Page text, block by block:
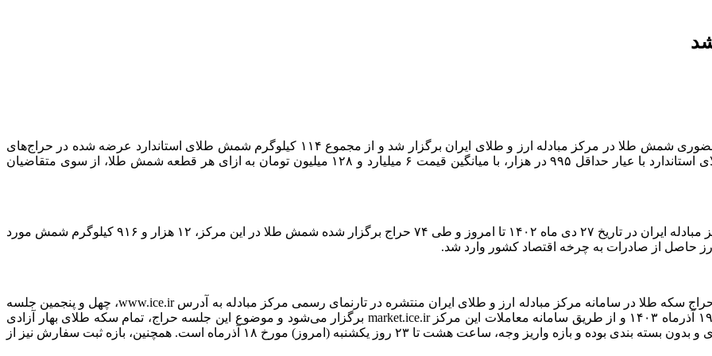
ارتباط فردا: امروز (یکشنبه، ۱۸ آذر)، هفتاد و چهارمین جلسه حراج حضوری شمش طلا در مرکز مبادله ارز و طلای ایران برگزار شد و از مجموع ۱۱۴ کیلوگرم شمش طلای استاندارد عرضه شده در حراج‌های
عمده و خرد تالار معاملات طلای این مرکز، ۱۰۶ کیلوگرم شمش طلای استاندارد با عیار حداقل ۹۹۵ در هزار، با میانگین قیمت ۶ میلیارد و ۱۲۸ میلیون تومان به ازای هر قطعه شمش طلا، از سوی متقاضیان
بر این اساس، از زمان برگزاری اولین جلسه حراج شمش طلا در مرکز مبادله ایران در تاریخ ۲۷ دی ماه ۱۴۰۲ تا امروز و طی ۷۴ حراج برگزار شده شمش طلا در این مرکز، ۱۲ هزار و ۹۱۶ کیلوگرم شمش مورد
بر اساس اعلام مرکز مبادله ایران، مطابق شیوه نامه نحوه برگزاری حراج سکه طلا در سامانه مرکز مبادله ارز و طلای ایران منتشره در تارنمای رسمی مرکز مبادله به آدرس www.ice.ir، چهل و پنجمین جلسه
حراج سکه طلا مرکز مبادله ارز و طلای ایران در روز دوشنبه مورخ ۱۹ آذرماه ۱۴۰۳ و از طریق سامانه معاملات این مرکز market.ice.ir برگزار می‌شود و موضوع این جلسه حراج، تمام سکه طلای بهار آزادی
ضرب سال ۱۴۰۳ و ربع سکه بهار آزادی ضرب سال ۱۴۰۳ بانک مرکزی و بدون بسته بندی بوده و بازه واریز وجه، ساعت هشت تا ۲۳ روز یکشنبه (امروز) مورخ ۱۸ آذرماه است. همچنین، بازه ثبت سفارش نیز از